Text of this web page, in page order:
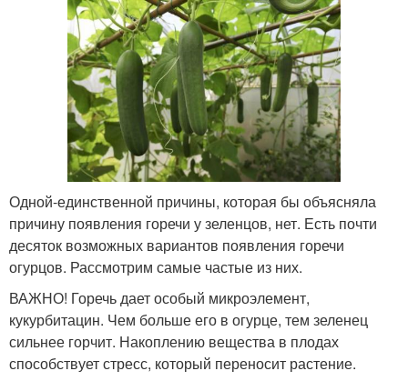
Одной-единственной причины, которая бы объясняла
причину появления горечи у зеленцов, нет. Есть почти
десяток возможных вариантов появления горечи
огурцов. Рассмотрим самые частые из них.
ВАЖНО! Горечь дает особый микроэлемент,
кукурбитацин. Чем больше его в огурце, тем зеленец
сильнее горчит. Накоплению вещества в плодах
способствует стресс, который переносит растение.